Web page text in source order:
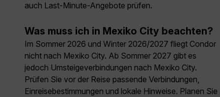
auch Last-Minute-Angebote prüfen.
Was muss ich in Mexiko City beachten?
Im Sommer 2026 und Winter 2026/2027 fliegt Condor
nicht nach Mexiko City. Ab Sommer 2027 gibt es
jedoch Umsteigeverbindungen nach Mexiko City.
Prüfen Sie vor der Reise passende Verbindungen,
Einreisebestimmungen und lokale Hinweise. Planen Sie